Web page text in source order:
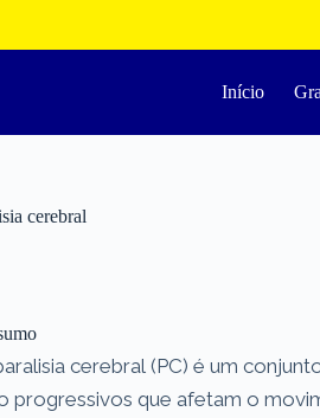
Início
cerebral
cerebral (PC) é um
progressivos que afetam o